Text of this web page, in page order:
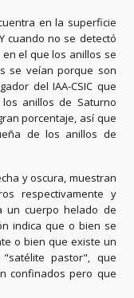
en la superficie
cuando no se detectó
el que los anillos se
se veían porque son
del IAA-CSIC que
anillos de Saturno
porcentaje, así que
de los anillos de
y oscura, muestran
respectivamente y
un cuerpo helado de
indica que o bien se
o bien que existe un
pastor", que
confinados pero que